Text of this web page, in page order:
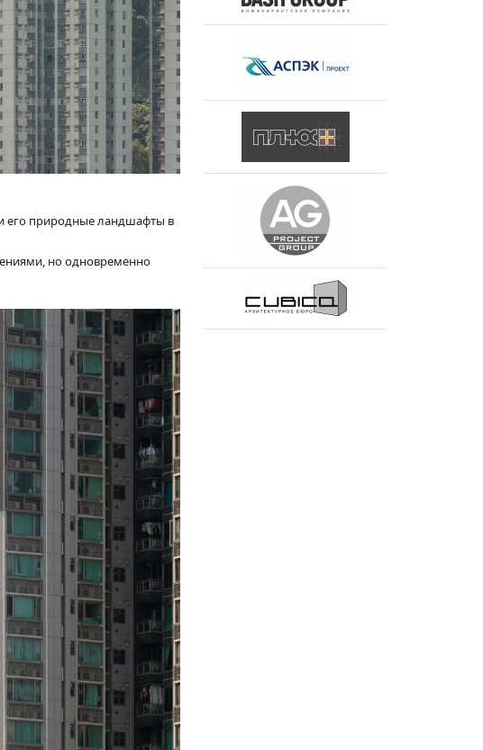
его природные ландшафты в
но одновременно